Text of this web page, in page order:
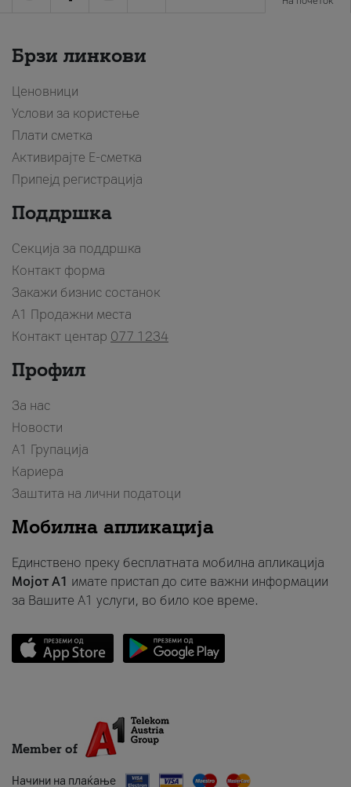
Брзи линкови
Ценовници
Услови за користење
Плати сметка
Активирајте Е-сметка
Припејд регистрација
Поддршка
Секција за поддршка
Контакт форма
Закажи бизнис состанок
A1 Продажни места
Контакт центар 077 1234
Профил
За нас
Новости
А1 Групација
Кариера
Заштита на лични податоци
Мобилна апликација
Единствено преку бесплатната мобилна апликација
Мојот A1 имате пристап до сите важни информации
за Вашите A1 услуги, во било кое време.
Member of
Начини на плаќање